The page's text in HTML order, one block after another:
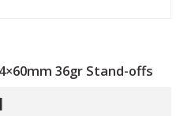
36gr Stand-offs